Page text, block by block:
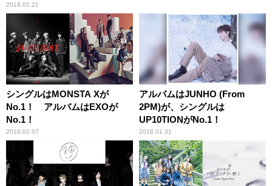
2018.02.21
シングルはMONSTA Xが
No.1！ アルバムはEXOが
No.1！
2018.02.07
アルバムはJUNHO (From
2PM)が、シングルは
UP10TIONがNo.1！
2018.01.31